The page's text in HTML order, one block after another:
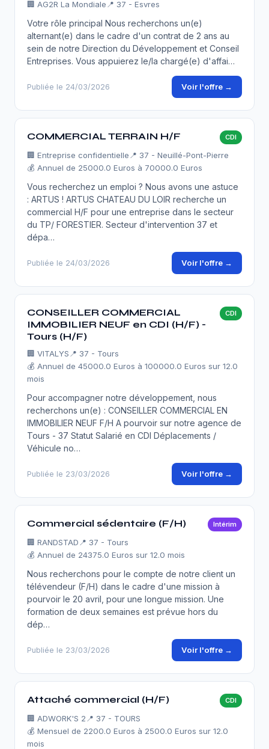
🏢 AG2R La Mondiale 📍 37 - Esvres
Votre rôle principal Nous recherchons un(e)
alternant(e) dans le cadre d'un contrat de 2 ans au
sein de notre Direction du Développement et Conseil
Entreprises. Vous appuierez le/la chargé(e) d'affai…
Publiée le 24/03/2026 Voir l'offre →
COMMERCIAL TERRAIN H/F CDI
🏢 Entreprise confidentielle 📍 37 - Neuillé-Pont-Pierre
💰 Annuel de 25000.0 Euros à 70000.0 Euros
Vous recherchez un emploi ? Nous avons une astuce
: ARTUS ! ARTUS CHATEAU DU LOIR recherche un
commercial H/F pour une entreprise dans le secteur
du TP/ FORESTIER. Secteur d'intervention 37 et
dépa…
Publiée le 24/03/2026 Voir l'offre →
CONSEILLER COMMERCIAL
IMMOBILIER NEUF en CDI (H/F) -
Tours (H/F)
CDI
🏢 VITALYS 📍 37 - Tours
💰 Annuel de 45000.0 Euros à 100000.0 Euros sur 12.0
mois
Pour accompagner notre développement, nous
recherchons un(e) : CONSEILLER COMMERCIAL EN
IMMOBILIER NEUF F/H A pourvoir sur notre agence de
Tours - 37 Statut Salarié en CDI Déplacements /
Véhicule no…
Publiée le 23/03/2026 Voir l'offre →
Commercial sédentaire (F/H) Intérim
🏢 RANDSTAD 📍 37 - Tours
💰 Annuel de 24375.0 Euros sur 12.0 mois
Nous recherchons pour le compte de notre client un
télévendeur (F/H) dans le cadre d'une mission à
pourvoir le 20 avril, pour une longue mission. Une
formation de deux semaines est prévue hors du
dép…
Publiée le 23/03/2026 Voir l'offre →
Attaché commercial (H/F) CDI
🏢 ADWORK'S 2 📍 37 - TOURS
💰 Mensuel de 2200.0 Euros à 2500.0 Euros sur 12.0
mois